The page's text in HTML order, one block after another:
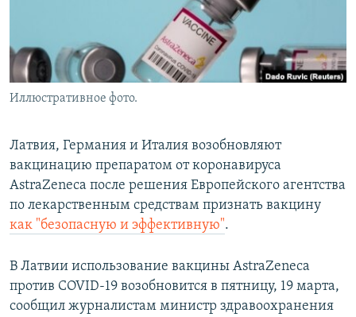
Иллюстративное фото.
Латвия, Германия и Италия возобновляют
вакцинацию препаратом от коронавируса
AstraZeneca после решения Европейского агентства
по лекарственным средствам признать вакцину
как "безопасную и эффективную".
В Латвии использование вакцины AstraZeneca
против COVID-19 возобновится в пятницу, 19 марта,
сообщил журналистам министр здравоохранения